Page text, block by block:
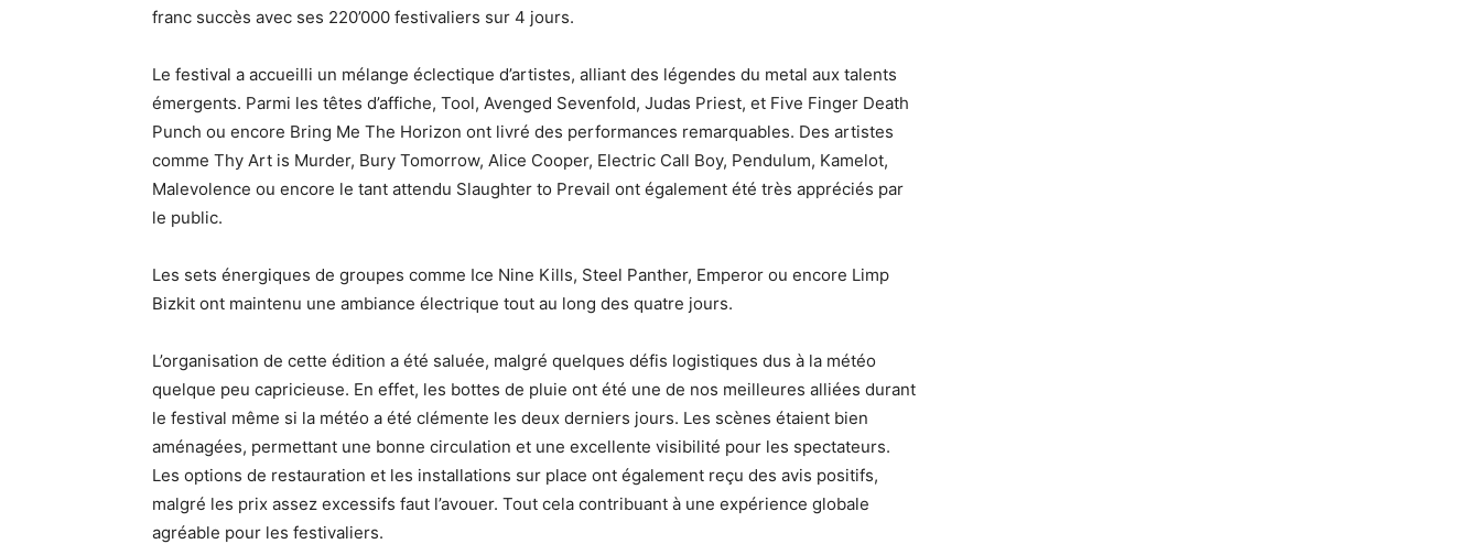
franc succès avec ses 220’000 festivaliers sur 4 jours.
Le festival a accueilli un mélange éclectique d’artistes, alliant des légendes du metal aux talents
émergents. Parmi les têtes d’affiche, Tool, Avenged Sevenfold, Judas Priest, et Five Finger Death
Punch ou encore Bring Me The Horizon ont livré des performances remarquables. Des artistes
comme Thy Art is Murder, Bury Tomorrow, Alice Cooper, Electric Call Boy, Pendulum, Kamelot,
Malevolence ou encore le tant attendu Slaughter to Prevail ont également été très appréciés par
le public​.
Les sets énergiques de groupes comme Ice Nine Kills, Steel Panther, Emperor ou encore Limp
Bizkit ont maintenu une ambiance électrique tout au long des quatre jours.
L’organisation de cette édition a été saluée, malgré quelques défis logistiques dus à la météo
quelque peu capricieuse. En effet, les bottes de pluie ont été une de nos meilleures alliées durant
le festival même si la météo a été clémente les deux derniers jours. Les scènes étaient bien
aménagées, permettant une bonne circulation et une excellente visibilité pour les spectateurs.
Les options de restauration et les installations sur place ont également reçu des avis positifs,
malgré les prix assez excessifs faut l’avouer. Tout cela contribuant à une expérience globale
agréable pour les festivaliers.